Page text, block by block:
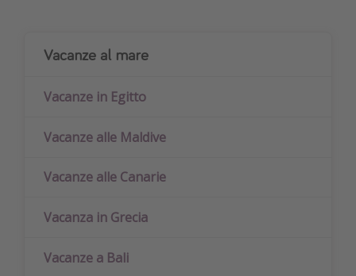
Vacanze al mare
Vacanze in Egitto
Vacanze alle Maldive
Vacanze alle Canarie
Vacanza in Grecia
Vacanze a Bali